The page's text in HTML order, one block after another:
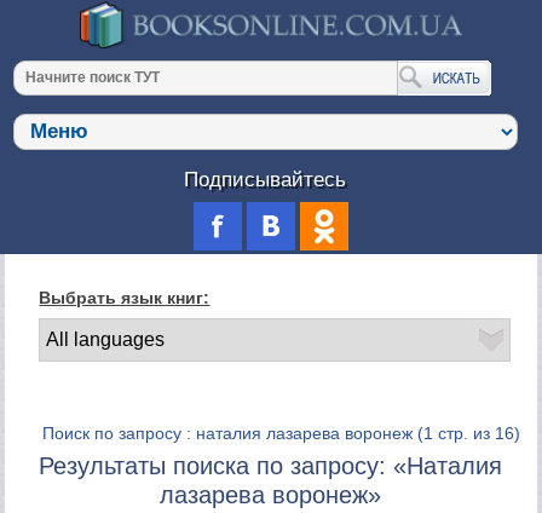
Подписывайтесь
Выбрать язык книг:
Поиск по запросу : наталия лазарева воронеж (1 стр. из 16)
Результаты поиска по запросу: «Наталия
лазарева воронеж»